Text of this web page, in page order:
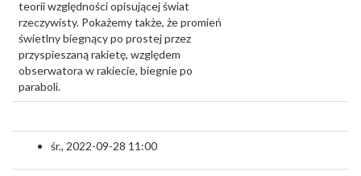
teorii względności opisującej świat
rzeczywisty. Pokażemy także, że promień
świetlny biegnący po prostej przez
przyspieszaną rakietę, względem
obserwatora w rakiecie, biegnie po
paraboli.
śr., 2022-09-28 11:00